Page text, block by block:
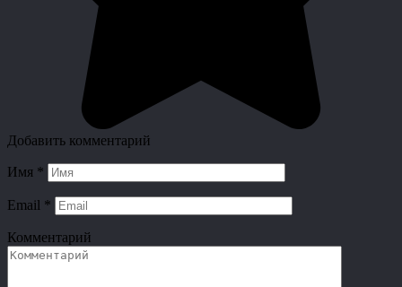
Добавить комментарий
Имя *
Email *
Комментарий